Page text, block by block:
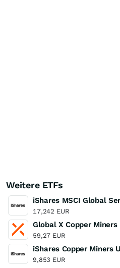
Weitere ETFs
17,242 EUR
59,27 EUR
9,853 EUR